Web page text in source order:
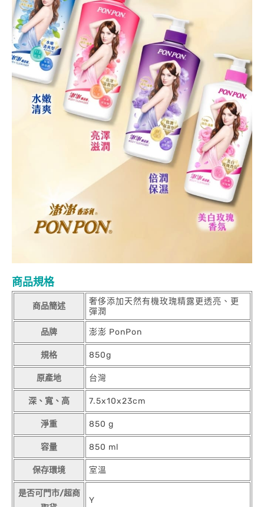
商品規格
商品簡述
奢侈添加天然有機玫瑰精露更透亮、更
彈潤
品牌 澎澎 PonPon
規格 850g
原產地 台灣
深、寬、高 7.5x10x23cm
淨重 850 g
容量 850 ml
保存環境 室溫
是否可門市/超商
Y